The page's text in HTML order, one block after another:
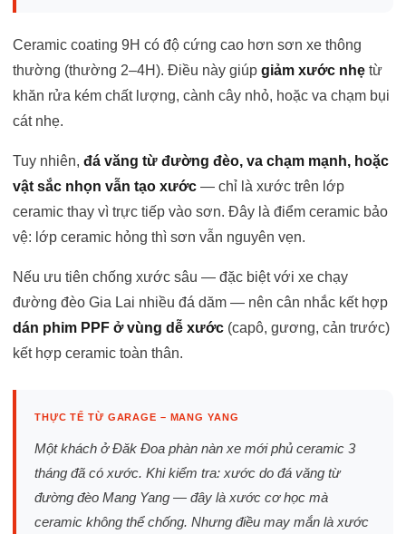
Ceramic coating 9H có độ cứng cao hơn sơn xe thông
thường (thường 2–4H). Điều này giúp giảm xước nhẹ từ
khăn rửa kém chất lượng, cành cây nhỏ, hoặc va chạm bụi
cát nhẹ.
Tuy nhiên, đá văng từ đường đèo, va chạm mạnh, hoặc
vật sắc nhọn vẫn tạo xước — chỉ là xước trên lớp
ceramic thay vì trực tiếp vào sơn. Đây là điểm ceramic bảo
vệ: lớp ceramic hỏng thì sơn vẫn nguyên vẹn.
Nếu ưu tiên chống xước sâu — đặc biệt với xe chạy
đường đèo Gia Lai nhiều đá dăm — nên cân nhắc kết hợp
dán phim PPF ở vùng dễ xước (capô, gương, cản trước)
kết hợp ceramic toàn thân.
THỰC TẾ TỪ GARAGE – MANG YANG
Một khách ở Đăk Đoa phàn nàn xe mới phủ ceramic 3
tháng đã có xước. Khi kiểm tra: xước do đá văng từ
đường đèo Mang Yang — đây là xước cơ học mà
ceramic không thể chống. Nhưng điều may mắn là xước